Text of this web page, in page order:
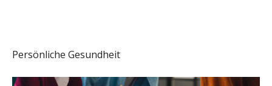
Persönliche Gesundheit